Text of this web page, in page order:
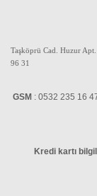
Taşköprü Cad. Huzur
96 31
GSM : 0532 235
Kredi kartı